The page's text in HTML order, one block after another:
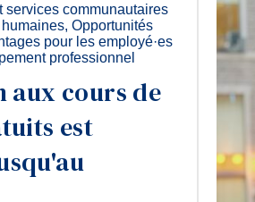
services communautaires
, Opportunités
pour les employé·es
professionnel
aux cours de
est